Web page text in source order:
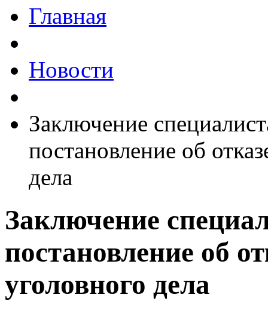
Главная
Новости
Заключение
постановление об
дела
Заключение
постановление об
уголовного дела